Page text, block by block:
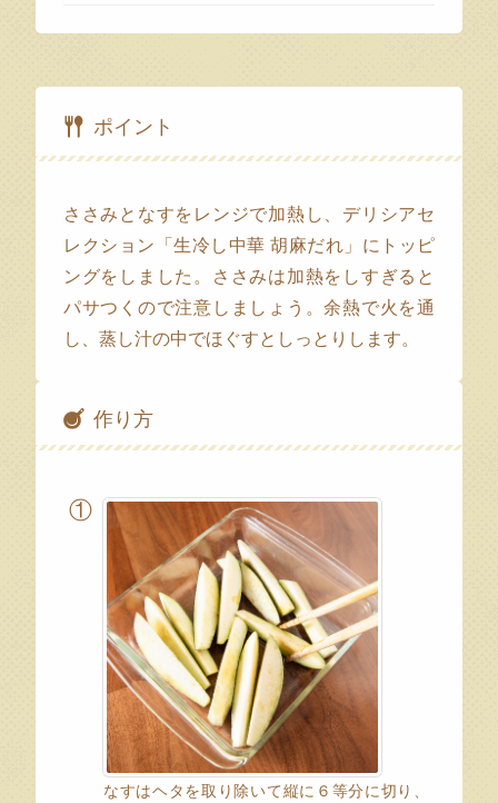
ポイント
ささみとなすをレンジで加熱し、デリシアセ
レクション「生冷し中華 胡麻だれ」にトッピ
ングをしました。ささみは加熱をしすぎると
パサつくので注意しましょう。余熱で火を通
し、蒸し汁の中でほぐすとしっとりします。
作り方
①
なすはヘタを取り除いて縦に６等分に切り、